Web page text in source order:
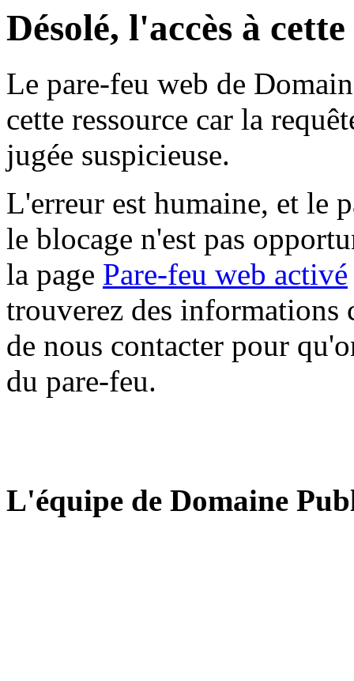
Désolé, l'accès à
Le pare-feu web de
cette ressource car la
jugée suspicieuse.
L'erreur est humaine, et le
le blocage n'est pas
la page Pare-feu web activé
trouverez des informations
de nous contacter pour
du pare-feu.
L'équipe de Domaine